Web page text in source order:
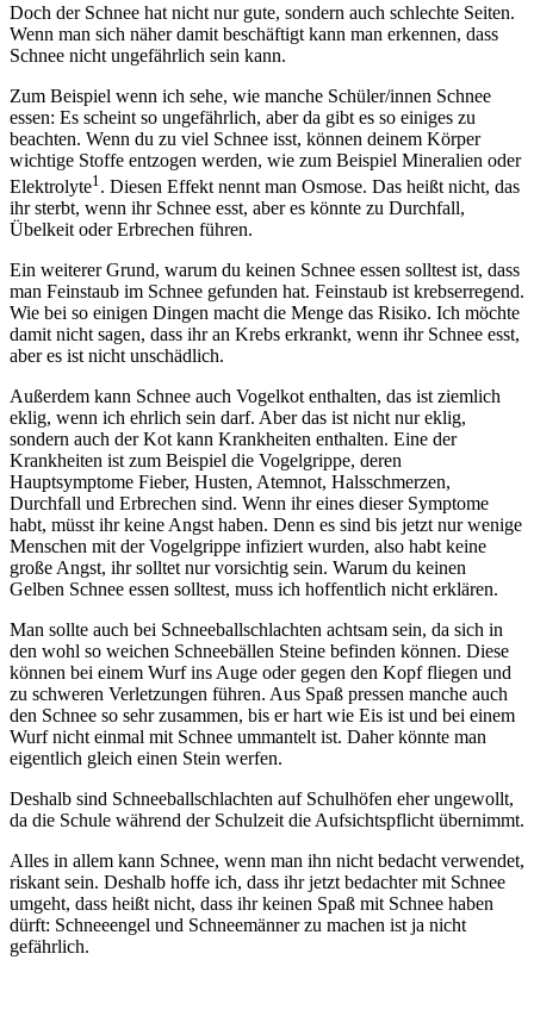
Doch der Schnee hat nicht nur gute, sondern auch schlechte Seiten.
Wenn man sich näher damit beschäftigt kann man erkennen, dass
Schnee nicht ungefährlich sein kann.
Zum Beispiel wenn ich sehe, wie manche Schüler/innen Schnee
essen: Es scheint so ungefährlich, aber da gibt es so einiges zu
beachten. Wenn du zu viel Schnee isst, können deinem Körper
wichtige Stoffe entzogen werden, wie zum Beispiel Mineralien oder
Elektrolyte1 . Diesen Effekt nennt man Osmose. Das heißt nicht, das
ihr sterbt, wenn ihr Schnee esst, aber es könnte zu Durchfall,
Übelkeit oder Erbrechen führen.
Ein weiterer Grund, warum du keinen Schnee essen solltest ist, dass
man Feinstaub im Schnee gefunden hat. Feinstaub ist krebserregend.
Wie bei so einigen Dingen macht die Menge das Risiko. Ich möchte
damit nicht sagen, dass ihr an Krebs erkrankt, wenn ihr Schnee esst,
aber es ist nicht unschädlich.
Außerdem kann Schnee auch Vogelkot enthalten, das ist ziemlich
eklig, wenn ich ehrlich sein darf. Aber das ist nicht nur eklig,
sondern auch der Kot kann Krankheiten enthalten. Eine der
Krankheiten ist zum Beispiel die Vogelgrippe, deren
Hauptsymptome Fieber, Husten, Atemnot, Halsschmerzen,
Durchfall und Erbrechen sind. Wenn ihr eines dieser Symptome
habt, müsst ihr keine Angst haben. Denn es sind bis jetzt nur wenige
Menschen mit der Vogelgrippe infiziert wurden, also habt keine
große Angst, ihr solltet nur vorsichtig sein. Warum du keinen
Gelben Schnee essen solltest, muss ich hoffentlich nicht erklären.
Man sollte auch bei Schneeballschlachten achtsam sein, da sich in
den wohl so weichen Schneebällen Steine befinden können. Diese
können bei einem Wurf ins Auge oder gegen den Kopf fliegen und
zu schweren Verletzungen führen. Aus Spaß pressen manche auch
den Schnee so sehr zusammen, bis er hart wie Eis ist und bei einem
Wurf nicht einmal mit Schnee ummantelt ist. Daher könnte man
eigentlich gleich einen Stein werfen.
Deshalb sind Schneeballschlachten auf Schulhöfen eher ungewollt,
da die Schule während der Schulzeit die Aufsichtspflicht übernimmt.
Alles in allem kann Schnee, wenn man ihn nicht bedacht verwendet,
riskant sein. Deshalb hoffe ich, dass ihr jetzt bedachter mit Schnee
umgeht, dass heißt nicht, dass ihr keinen Spaß mit Schnee haben
dürft: Schneeengel und Schneemänner zu machen ist ja nicht
gefährlich.